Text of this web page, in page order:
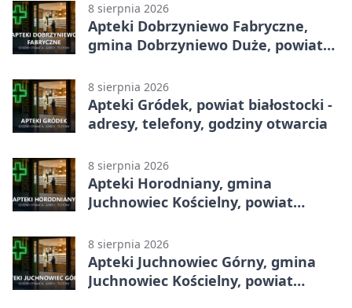
8 sierpnia 2026
Apteki Dobrzyniewo Fabryczne,
gmina Dobrzyniewo Duże, powiat
godziny otwarcia
8 sierpnia 2026
Apteki Gródek, powiat białostocki -
adresy, telefony, godziny otwarcia
8 sierpnia 2026
Apteki Horodniany, gmina
Juchnowiec Kościelny, powiat
godziny otwarcia
8 sierpnia 2026
Apteki Juchnowiec Górny, gmina
Juchnowiec Kościelny, powiat